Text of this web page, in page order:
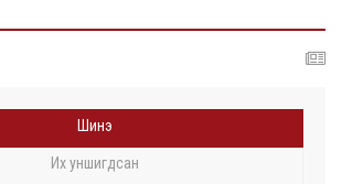
Шинэ
Их уншигдсан